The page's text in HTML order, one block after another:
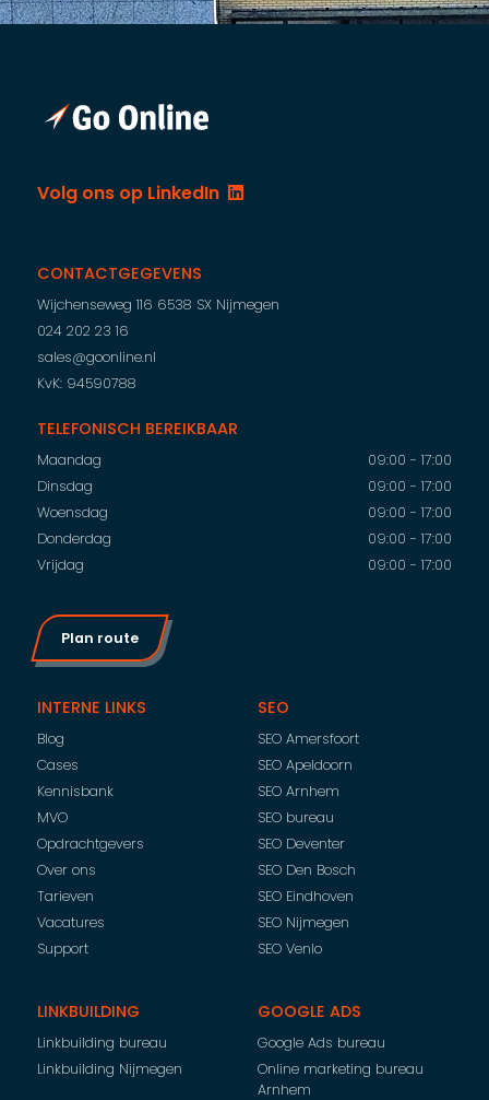
Volg ons op LinkedIn
INTERNE LINKS
Blog
Cases
Kennisbank
MVO
Opdrachtgevers
Over ons
Tarieven
Vacatures
Support
SEO
SEO Amersfoort
SEO Apeldoorn
SEO Arnhem
SEO bureau
SEO Deventer
SEO Den Bosch
SEO Eindhoven
SEO Nijmegen
SEO Venlo
LINKBUILDING
Linkbuilding bureau
Linkbuilding Nijmegen
GOOGLE ADS
Google Ads bureau
Online marketing bureau
Arnhem
CONTACTGEGEVENS
Wijchenseweg 116 6538 SX Nijmegen
024 202 23 16
sales@goonline.nl
KvK: 94590788
TELEFONISCH BEREIKBAAR
Maandag
09:00 - 17:00
Dinsdag
09:00 - 17:00
Woensdag
09:00 - 17:00
Donderdag
09:00 - 17:00
Vrijdag
09:00 - 17:00
Plan route